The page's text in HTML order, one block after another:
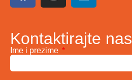
Kontaktirajte nas
Ime i prezime